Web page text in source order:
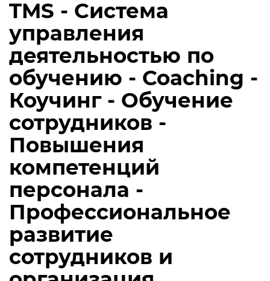
TMS - Система
управления
деятельностью по
обучению - Coaching -
Коучинг - Обучение
сотрудников -
Повышения
компетенций
персонала -
Профессиональное
развитие
сотрудников и